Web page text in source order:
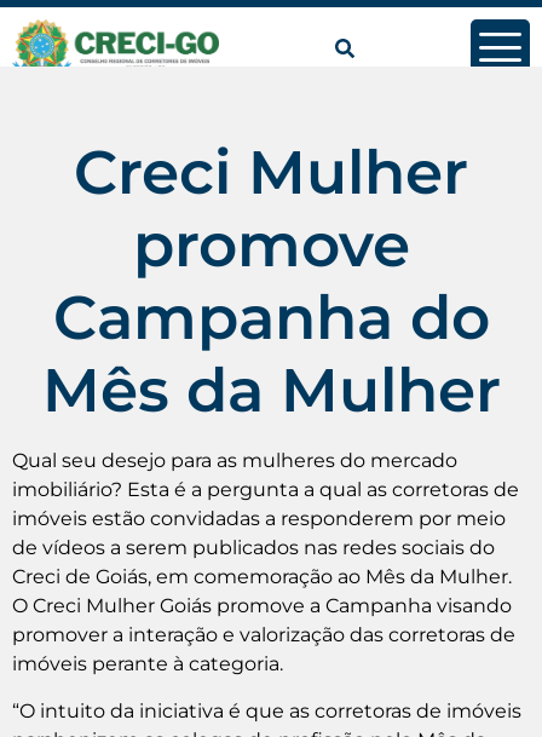
conteúdo
Creci Mulher
promove
Campanha do
Mês da Mulher
Qual seu desejo para as mulheres do mercado
imobiliário? Esta é a pergunta a qual as corretoras de
imóveis estão convidadas a responderem por meio
de vídeos a serem publicados nas redes sociais do
Creci de Goiás, em comemoração ao Mês da Mulher.
O Creci Mulher Goiás promove a Campanha visando
promover a interação e valorização das corretoras de
imóveis perante à categoria.
“O intuito da iniciativa é que as corretoras de imóveis